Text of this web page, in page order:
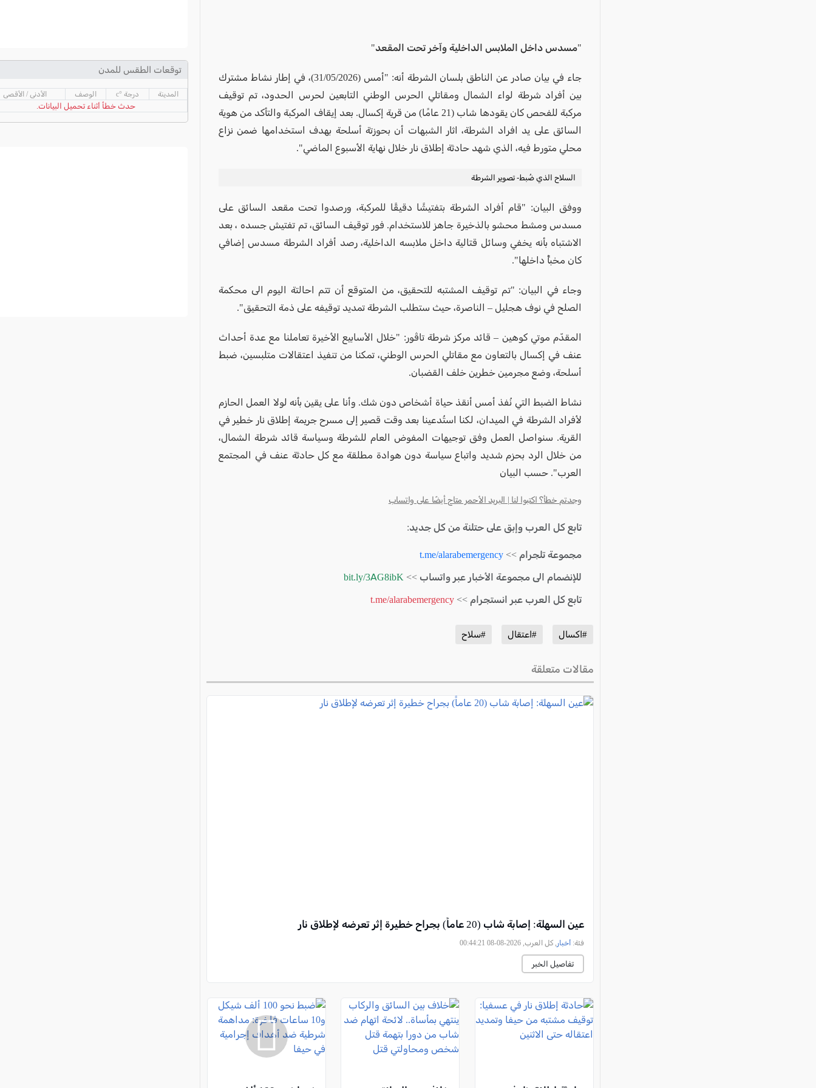
"مسدس داخل الملابس الداخلية وآخر تحت المقعد"
جاء في بيان صادر عن الناطق بلسان الشرطة أنه: "أمس (31/05/2026)، في إطار نشاط مشترك
بين أفراد شرطة لواء الشمال ومقاتلي الحرس الوطني التابعين لحرس الحدود، تم توقيف
مركبة للفحص كان يقودها شاب (21 عامًا) من قرية إكسال. بعد إيقاف المركبة والتأكد من هوية
السائق على يد افراد الشرطة، اثار الشبهات أن بحوزتة أسلحة بهدف استخدامها ضمن نزاع
محلي متورط فيه، الذي شهد حادثة إطلاق نار خلال نهاية الأسبوع الماضي".
السلاح الذي ضُبط- تصوير الشرطة
ووفق البيان: "قام أفراد الشرطة بتفتيشًا دقيقًا للمركبة، ورصدوا تحت مقعد السائق على
مسدس ومشط محشو بالذخيرة جاهز للاستخدام. فور توقيف السائق، تم تفتيش جسده ، بعد
الاشتباه بأنه يخفي وسائل قتالية داخل ملابسه الداخلية، رصد أفراد الشرطة مسدس إضافي
كان مخبأً داخلها".
وجاء في البيان: "تم توقيف المشتبه للتحقيق، من المتوقع أن تتم احالتة اليوم الى محكمة
الصلح في نوف هجليل – الناصرة، حيث ستطلب الشرطة تمديد توقيفه على ذمة التحقيق".
المقدّم موتي كوهين – قائد مركز شرطة تاڤور: "خلال الأسابيع الأخيرة تعاملنا مع عدة أحداث
عنف في إكسال بالتعاون مع مقاتلي الحرس الوطني، تمكنا من تنفيذ اعتقالات متلبسين، ضبط
أسلحة، وضع مجرمين خطرين خلف القضبان.
نشاط الضبط التي نُفذ أمس أنقذ حياة أشخاص دون شك. وأنا على يقين بأنه لولا العمل الحازم
لأفراد الشرطة في الميدان، لكنا استُدعينا بعد وقت قصير إلى مسرح جريمة إطلاق نار خطير في
القرية. سنواصل العمل وفق توجيهات المفوض العام للشرطة وسياسة قائد شرطة الشمال،
من خلال الرد بحزم شديد واتباع سياسة دون هوادة مطلقة مع كل حادثة عنف في المجتمع
العرب". حسب البيان
وجدتم خطأ؟ اكتبوا لنا | البريد الأحمر متاح أيضًا على واتساب
تابع كل العرب وإبق على حتلنة من كل جديد:
مجموعة تلجرام >> t.me/alarabemergency
للإنضمام الى مجموعة الأخبار عبر واتساب >> bit.ly/3AG8ibK
تابع كل العرب عبر انستجرام >> t.me/alarabemergency
#اكسال #اعتقال #سلاح
مقالات متعلقة
عين السهلة: إصابة شاب (20 عاماً) بجراح خطيرة إثر تعرضه لإطلاق نار
فئة: أخبار , كل العرب, 2026-08-08 00:44:21
تفاصيل الخبر
توقعات الطقس للمدن
المدينة درجة °c الوصف الأدنى / الأقصى
حدث خطأ أثناء تحميل البيانات.